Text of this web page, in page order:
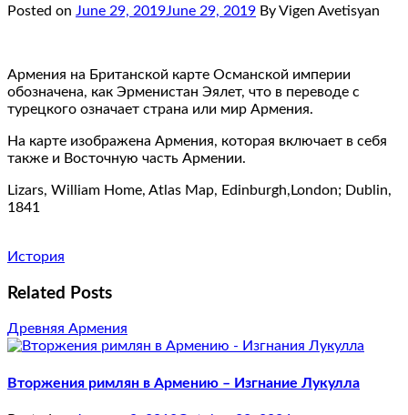
Posted on June 29, 2019June 29, 2019 By Vigen Avetisyan
Армения на Британской карте Османской империи
обозначена, как Эрменистан Эялет, что в переводе с
турецкого означает страна или мир Армения.
На карте изображена Армения, которая включает в себя
также и Восточную часть Армении.
Lizars, William Home, Atlas Map, Edinburgh,London; Dublin,
1841
История
Related Posts
Древняя Армения
Вторжения римлян в Армению – Изгнание Лукулла